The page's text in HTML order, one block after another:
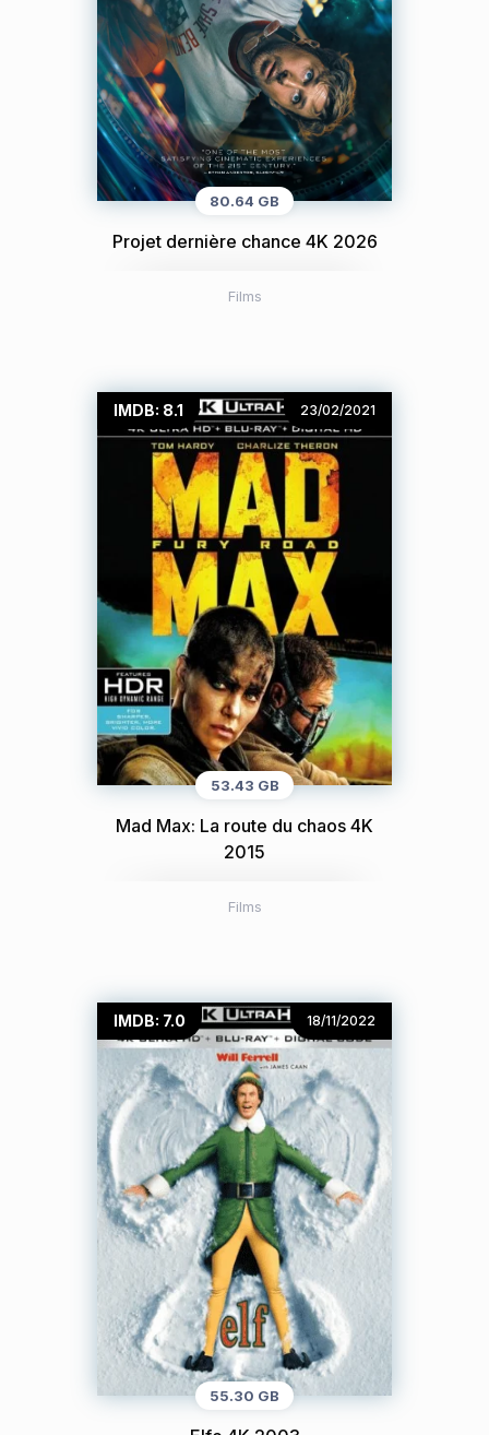
80.64 GB
Projet dernière chance 4K 2026
Films
IMDB: 8.1 23/02/2021
53.43 GB
Mad Max: La route du chaos 4K
2015
Films
IMDB: 7.0 18/11/2022
55.30 GB